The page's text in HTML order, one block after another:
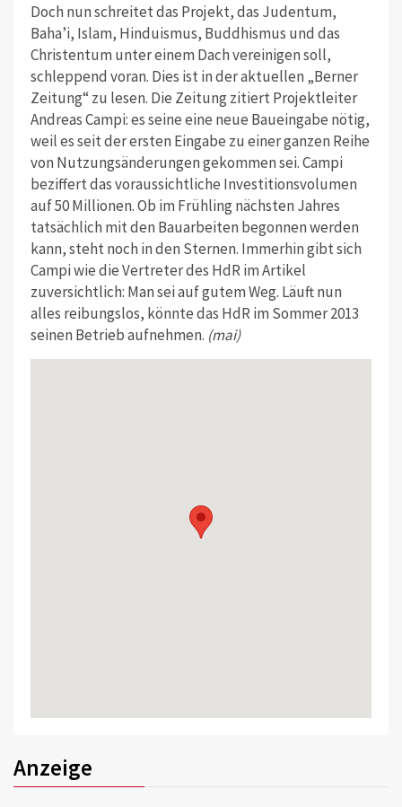
Doch nun schreitet das Projekt, das Judentum,
Baha’i, Islam, Hinduismus, Buddhismus und das
Christentum unter einem Dach vereinigen soll,
schleppend voran. Dies ist in der aktuellen „Berner
Zeitung“ zu lesen. Die Zeitung zitiert Projektleiter
Andreas Campi: es seine eine neue Baueingabe nötig,
weil es seit der ersten Eingabe zu einer ganzen Reihe
von Nutzungsänderungen gekommen sei. Campi
beziffert das voraussichtliche Investitionsvolumen
auf 50 Millionen. Ob im Frühling nächsten Jahres
tatsächlich mit den Bauarbeiten begonnen werden
kann, steht noch in den Sternen. Immerhin gibt sich
Campi wie die Vertreter des HdR im Artikel
zuversichtlich: Man sei auf gutem Weg. Läuft nun
alles reibungslos, könnte das HdR im Sommer 2013
seinen Betrieb aufnehmen. (mai)
Anzeige